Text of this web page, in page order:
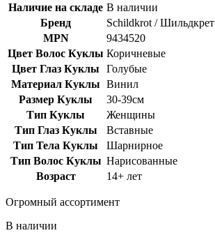
Наличие на складе В наличии
Бренд
Schildkrot / Шильдкрет
MPN
9434520
Цвет Волос Куклы Коричневые
Цвет Глаз Куклы
Голубые
Материал Куклы Винил
Размер Куклы
30-39см
Тип Куклы
Женщины
Тип Глаз Куклы
Вставные
Тип Тела Куклы
Шарнирное
Тип Волос Куклы Нарисованные
Возраст
14+ лет
Огромный ассортимент
В наличии